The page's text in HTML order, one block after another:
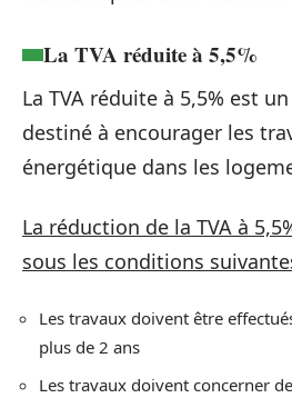
La TVA réduite à 5,5%
La TVA réduite à 5,5% est
destiné à encourager les
énergétique dans les
La réduction de la TVA à
sous les conditions
Les travaux doivent être
plus de 2 ans
Les travaux doivent concerner